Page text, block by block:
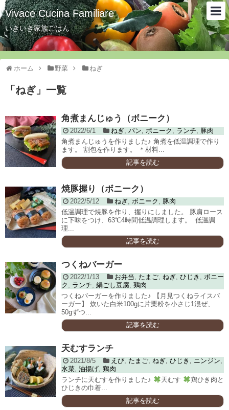
Vivace Cucina Familiare
いきいき家族ごはん
ホーム 野菜 ねぎ
「 ねぎ 」 一覧
角煮まんじゅう（ボニーク）
2022/6/1 ねぎ, パン, ボニーク , ランチ, 豚肉
角煮まんじゅうを作りました♪ 角煮を低温調理で作り
ます。 割包を作ります。 ＊材料...
記事を読む
焼豚握り（ボニーク）
2022/5/12 ねぎ, ボニーク , 豚肉
低温調理で焼豚を作り、握りにしました。 豚肩ロース
に下味をつけ、63℃4時間低温調理します。 低温調
理...
記事を読む
つくねバーガー
2022/1/13 お弁当 , たまご, ねぎ, ひじき , ボニー
ク , ランチ, 絹ごし豆腐, 鶏肉
つくねバーガーを作りました♪ 【月見つくねライスバ
ーガー】 炊いた白米100gに片栗粉を小さじ1混ぜ、
50gずつ...
記事を読む
天むすランチ
2021/8/5 えび, たまご, ねぎ, ひじき , ニンジン,
水菜, 油揚げ, 鶏肉
ランチに天むすを作りました♪
天むす
鶏ひき肉と
ひじきの巾着...
記事を読む